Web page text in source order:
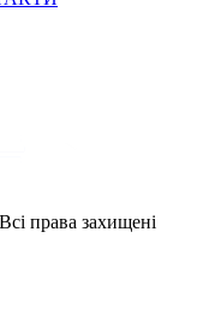
права захищені